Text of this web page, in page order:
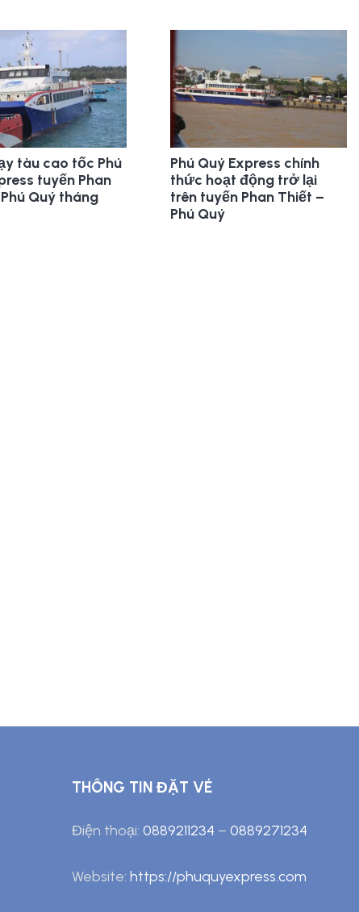
tàu cao tốc Phú
tuyến Phan
Quý tháng
Phú Quý Express chính
thức hoạt động trở lại
trên tuyến Phan Thiết –
Phú Quý
THÔNG TIN ĐẶT VÉ
Điện thoại: 0889211234 – 0889271234
Website: https://phuquyexpress.com